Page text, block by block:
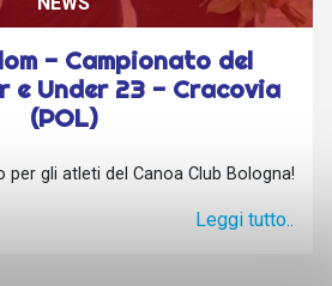
- Campionato del
e Under 23 - Cracovia
(POL)
per gli atleti del Canoa Club Bologna!
Leggi tutto..